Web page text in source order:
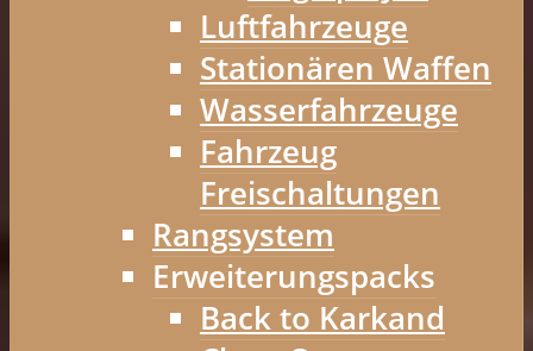
Luftfahrzeuge
Stationären Waffen
Wasserfahrzeuge
Fahrzeug
Freischaltungen
Rangsystem
Erweiterungspacks
Back to Karkand